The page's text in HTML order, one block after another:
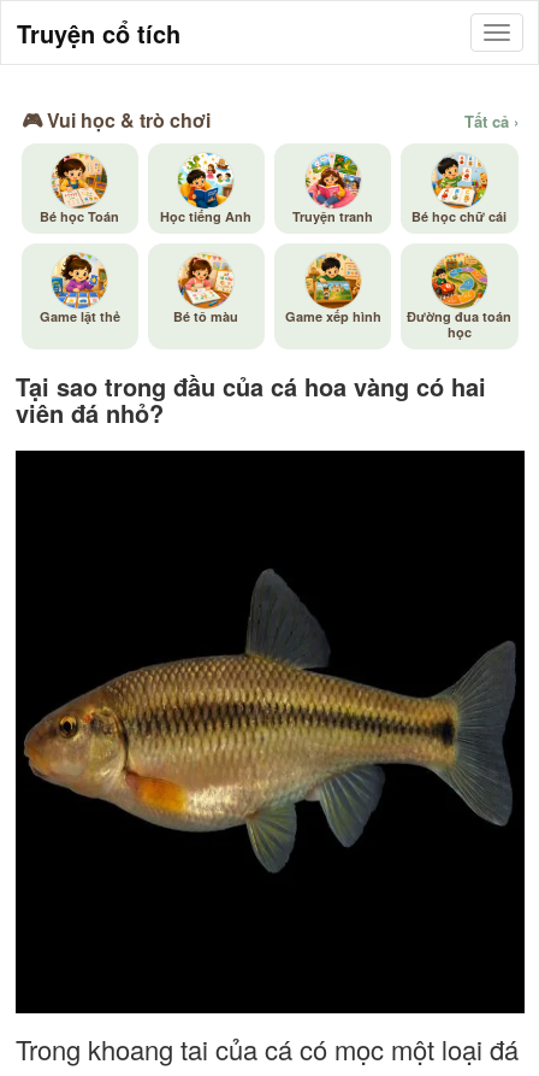
Truyện cổ tích
🎮 Vui học & trò chơi Tất cả ›
Bé học Toán Học tiếng Anh Truyện tranh Bé học chữ cái
Game lật thẻ Bé tô màu Game xếp hình
Đường đua toán
học
Tại sao trong đầu của cá hoa vàng có hai
viên đá nhỏ?
Trong khoang tai của cá có mọc một loại đá